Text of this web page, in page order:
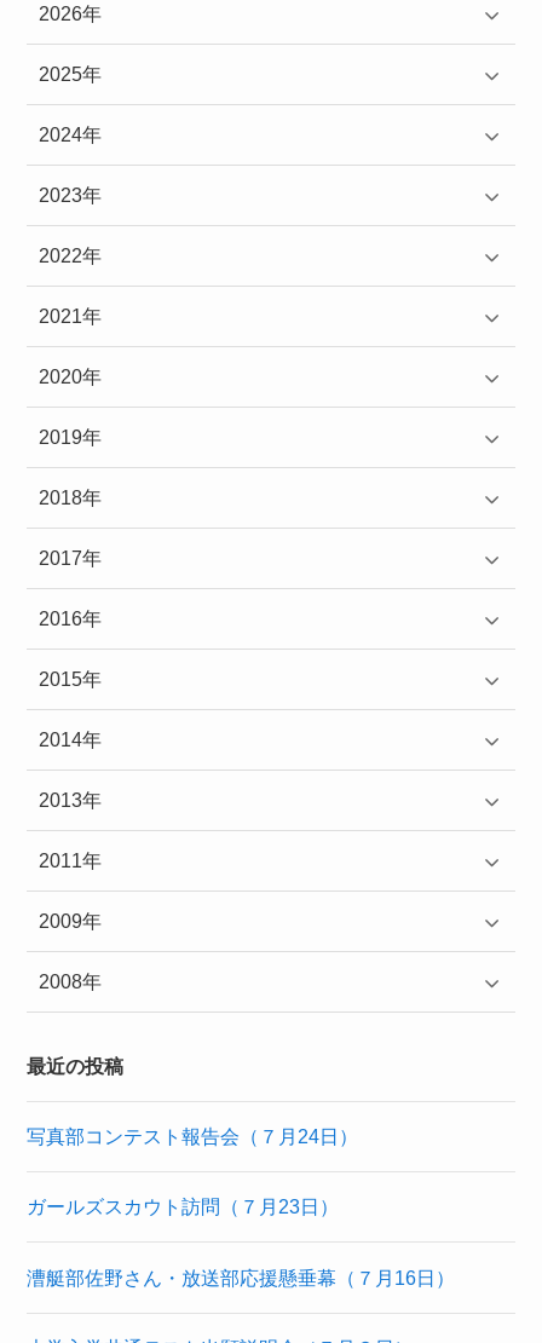
2026年
2025年
2024年
2023年
2022年
2021年
2020年
2019年
2018年
2017年
2016年
2015年
2014年
2013年
2011年
2009年
2008年
最近の投稿
写真部コンテスト報告会（７月24日）
ガールズスカウト訪問（７月23日）
漕艇部佐野さん・放送部応援懸垂幕（７月16日）